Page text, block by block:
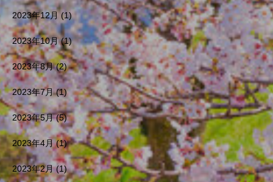
2023年12月(1)
2023年10月(1)
2023年8月(2)
2023年7月(1)
2023年5月(5)
2023年4月(1)
2023年2月(1)